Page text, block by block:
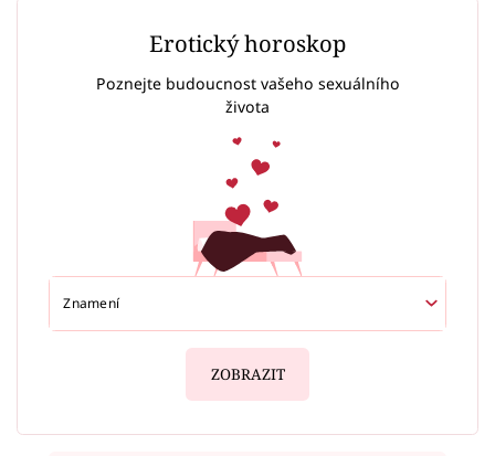
Erotický horoskop
Poznejte budoucnost vašeho sexuálního
života
ZOBRAZIT